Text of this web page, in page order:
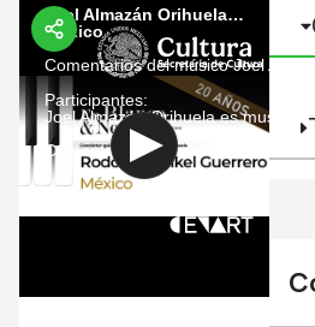
Joel Almazán Orihuela Presenta: Rodolfo Henkel Guerrero.
México
Comentarios del músico Joel
Participantes:
Joel Almazán Orihuela es
Comentario grabado en abril de